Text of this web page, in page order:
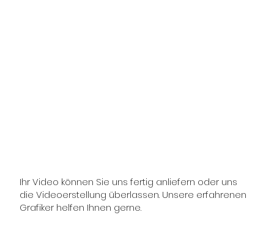
Ihr Video können Sie uns fertig anliefern oder uns
die Videoerstellung überlassen. Unsere erfahrenen
Grafiker helfen Ihnen gerne.